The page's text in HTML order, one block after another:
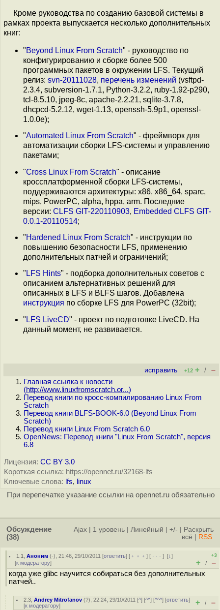
Кроме руководства по созданию базовой системы в
рамках проекта выпускается несколько дополнительных
книг:
"Beyond Linux From Scratch" - руководство по
конфигурированию и сборке более 500
программных пакетов в окружении LFS. Текущий
релиз: svn-20111028, перечень изменений (vsftpd-
2.3.4, subversion-1.7.1, Python-3.2.2, ruby-1.92-p290,
tcl-8.5.10, jpeg-8c, apache-2.2.21, sqlite-3.7.8,
dhcpcd-5.2.12, wget-1.13, openssh-5.9p1, openssl-
1.0.0e);
"Automated Linux From Scratch" - фреймворк для
автоматизации сборки LFS-системы и управлению
пакетами;
"Cross Linux From Scratch" - описание
кроссплатформенной сборки LFS-системы,
поддерживаются архитектуры: x86, x86_64, sparc,
mips, PowerPC, alpha, hppa, arm. Последние
версии: CLFS GIT-220110903, Embedded CLFS GIT-
0.0.1-20110514;
"Hardened Linux From Scratch" - инструкции по
повышению безопасности LFS, применению
дополнительных патчей и ограничений;
" LFS Hints" - подборка дополнительных советов с
описанием альтернативных решений для
описанных в LFS и BLFS шагов. Добавлена
инструкция по сборке LFS для PowerPC (32bit);
" LFS LiveCD" - проект по подготовке LiveCD. На
данный момент, не развивается.
исправить +12 + / –
Главная ссылка к новости
(http://www.linuxfromscratch.or...)
Перевод книги по кросс-компилированию Linux From
Scratch
Перевод книги BLFS-BOOK-6.0 (Beyond Linux From
Scratch)
Перевод книги Linux From Scratch 6.0
OpenNews: Перевод книги "Linux From Scratch", версия
6.8
Лицензия: CC BY 3.0
Короткая ссылка: https://opennet.ru/32168-lfs
Ключевые слова: lfs, linux
При перепечатке указание ссылки на opennet.ru обязательно
Обсуждение
(38)
Ajax 1 уровень Линейный +/-
Раскрыть
всё
RSS
1.1 ,Аноним (-), 21:46, 29/10/2011 [ответить] [ ﹢﹢﹢] [ · · ·][↓]
[к модератору]
+3
+ / –
когда уже glibc научится собираться без дополнительных
патчей..
2.3 ,Andrey Mitrofanov (?), 22:24, 29/10/2011 [^] [^^] [^^^] [ответить]
[к модератору] + / –